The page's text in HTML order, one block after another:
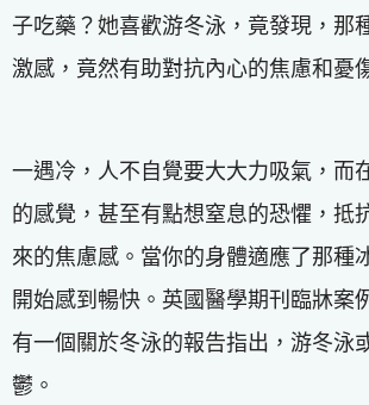
子吃藥？她喜歡游冬泳，竟發現，那
激感，竟然有助對抗內心的焦慮和憂
一遇冷，人不自覺要大大力吸氣，而
的感覺，甚至有點想窒息的恐懼，抵
來的焦慮感。當你的身體適應了那種
開始感到暢快。英國醫學期刊臨牀案
有一個關於冬泳的報告指出，游冬泳
鬱。